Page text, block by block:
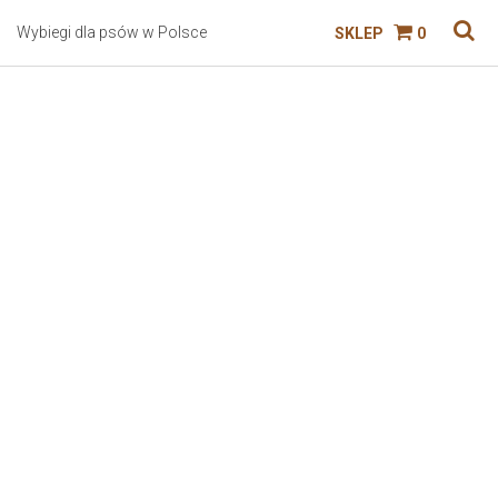
Wybiegi dla psów w Polsce SKLEP 0